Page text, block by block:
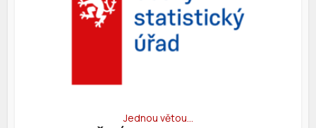
Jednou větou…